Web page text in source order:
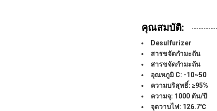
คุณสมบัติ:
Desulfurizer
สารขจัดกำมะถัน
สารขจัดกำมะถัน
อุณหภูมิ C: -10~50
ความบริสุทธิ์: ≥95%
ความจุ: 1000 ตัน/ปี
จุดวาบไฟ: 126.7℃